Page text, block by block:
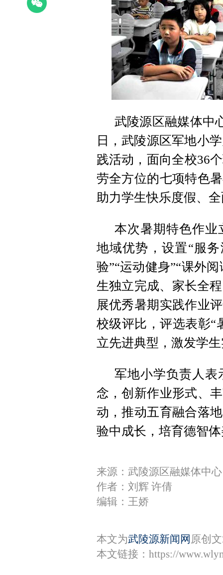
武陵源区融媒体中
日，武陵源区军地小
践活动，面向全校36
劳全方位的七项特色
助力学生快乐度假、
本次暑期特色作业
地域优势，设置“服务
验”“运动健身”“课外
生独立完成、家长全
展优秀暑期实践作业
校级评比，评选表彰“
立先进典型，激发学
军地小学负责人表
念，创新作业形式、
动，推动五育融合落
验中成长，培育德智
来源：武陵源区融媒体中心
作者：刘辉 许倩
编辑：王娇
本文为武陵源新闻网 原创
本文链接： https://